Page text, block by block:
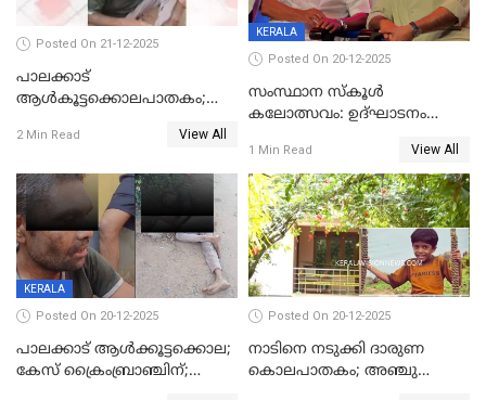
Posted On 21-12-2025
പാലക്കാട്‌
ആൾകൂട്ടക്കൊലപാതകം;
ഊർജ്ജിതമാക്കിമാക്കി
2 Min Read View All
KERALA
Posted On 20-12-2025
സംസ്ഥാന സ്കൂൾ
കലോത്സവം: ഉദ്ഘാടനം
മുഖ്യാതിഥിയായി
മോഹൻലാൽ
1 Min Read View All
KERALA
Posted On 20-12-2025
പാലക്കാട് ആൾക്കൂട്ടക്കൊല;
കേസ് ക്രൈംബ്രാഞ്ചിന്;
Posted On 20-12-2025
നാടിനെ നടുക്കി ദാരുണ
കൊലപാതകം; അഞ്ചു